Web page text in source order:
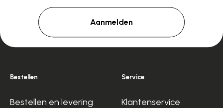
Aanmelden
Bestellen
Bestellen en levering
Service
Klantenservice